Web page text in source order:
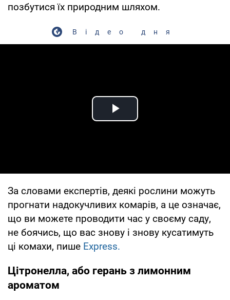
позбутися їх природним шляхом.
Відео дня
Play Video
За словами експертів, деякі рослини можуть
прогнати надокучливих комарів, а це означає,
що ви можете проводити час у своєму саду,
не боячись, що вас знову і знову кусатимуть
ці комахи, пише Express.
Цітронелла, або герань з лимонним
ароматом